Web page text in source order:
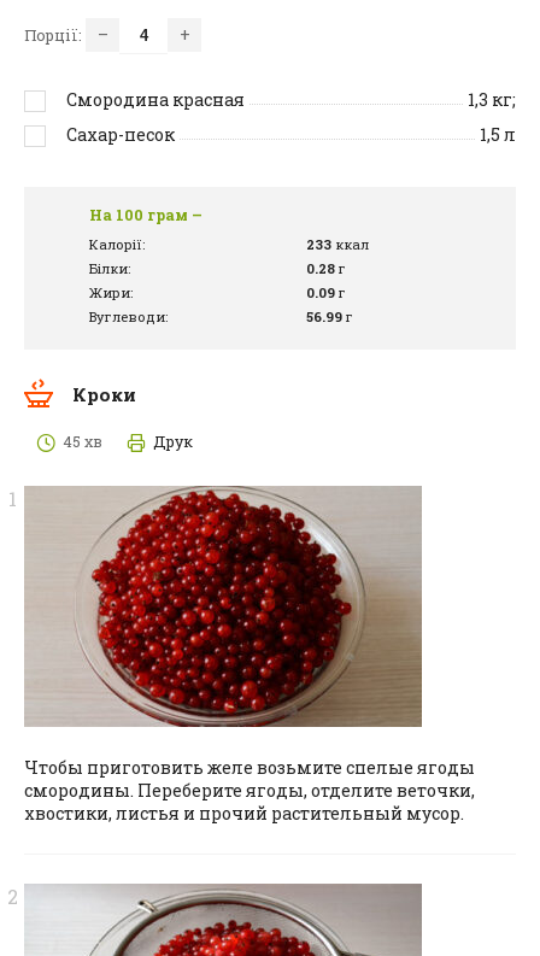
Порції: – +
Смородина красная 1,3 кг;
Сахар-песок
1,5 л
На 100 грам –
Калорії: 233 ккал
Білки:
0.28 г
Жири:
0.09 г
Вуглеводи:
56.99 г
Кроки
45 хв Друк
Чтобы приготовить желе возьмите спелые ягоды
смородины. Переберите ягоды, отделите веточки,
хвостики, листья и прочий растительный мусор.